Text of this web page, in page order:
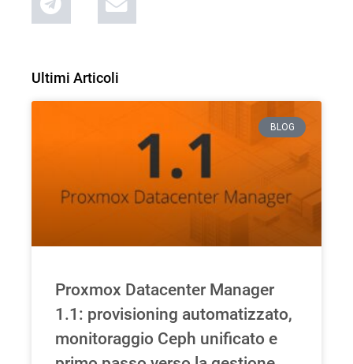
Ultimi Articoli
BLOG
Proxmox Datacenter Manager
1.1: provisioning automatizzato,
monitoraggio Ceph unificato e